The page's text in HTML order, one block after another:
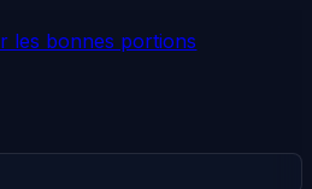
les bonnes portions